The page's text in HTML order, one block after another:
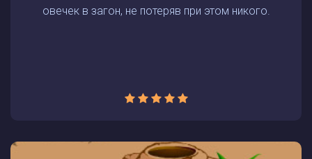
овечек в загон, не потеряв при этом никого.